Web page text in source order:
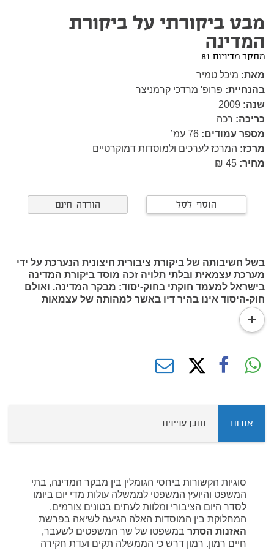
מבט ביקורתי על ביקורת
המדינה
מחקר מדיניות 81
מאת: מיכל טמיר
בהנחיית: פרופ' מרדכי קרמניצר
שנה: 2009
כריכה: רכה
מספר עמודים: 76 עמ’
מרכז: המרכז לערכים ולמוסדות דמוקרטיים
מחיר:
הוסף לסל הורדה חינם
בשל חשיבותה של ביקורת ציבורית חיצונית הנערכת על ידי
מערכת עצמאית ובלתי תלויה זכה מוסד ביקורת המדינה
בישראל למעמד חוקתי בחוק-יסוד: מבקר המדינה. ואולם
חוק-היסוד אינו בהיר דיו באשר למהותה של עצמאות
ביקורת המדינה, ואף הגבולות בין מוסד זה לבין מוסדות
שלטון אחרים במדינה אינם מתוחמים דיים.
read
more
אודות תוכן עניינים
סוגיות הקשורות ביחסי הגומלין בין מבקר המדינה, בתי
המשפט והיועץ המשפטי לממשלה עולות מדי יום ביומו
לסדר היום הציבורי ומלוּות לעתים בטונים צורמים.
המחלוקת בין המוסדות האלה הגיעה לשיאה בפרשת
האזנות הסתר במשפטו של שר המשפטים לשעבר,
חיים רמון. רמון דרש כי הממשלה תקים ועדת חקירה